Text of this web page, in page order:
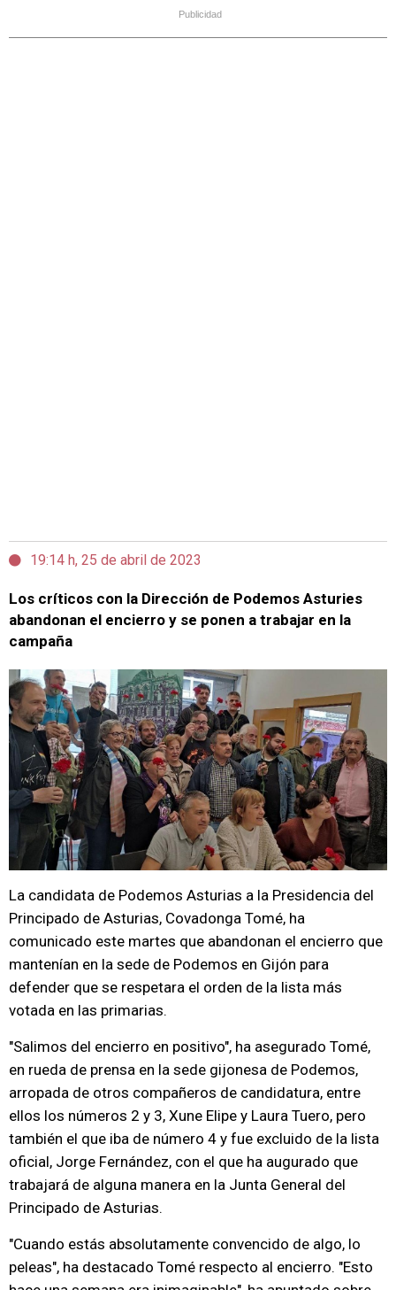
Publicidad
19:14 h, 25 de abril de 2023
Los críticos con la Dirección de Podemos Asturies
abandonan el encierro y se ponen a trabajar en la
campaña
La candidata de Podemos Asturias a la Presidencia del
Principado de Asturias, Covadonga Tomé, ha
comunicado este martes que abandonan el encierro que
mantenían en la sede de Podemos en Gijón para
defender que se respetara el orden de la lista más
votada en las primarias.
"Salimos del encierro en positivo", ha asegurado Tomé,
en rueda de prensa en la sede gijonesa de Podemos,
arropada de otros compañeros de candidatura, entre
ellos los números 2 y 3, Xune Elipe y Laura Tuero, pero
también el que iba de número 4 y fue excluido de la lista
oficial, Jorge Fernández, con el que ha augurado que
trabajará de alguna manera en la Junta General del
Principado de Asturias.
"Cuando estás absolutamente convencido de algo, lo
peleas", ha destacado Tomé respecto al encierro. "Esto